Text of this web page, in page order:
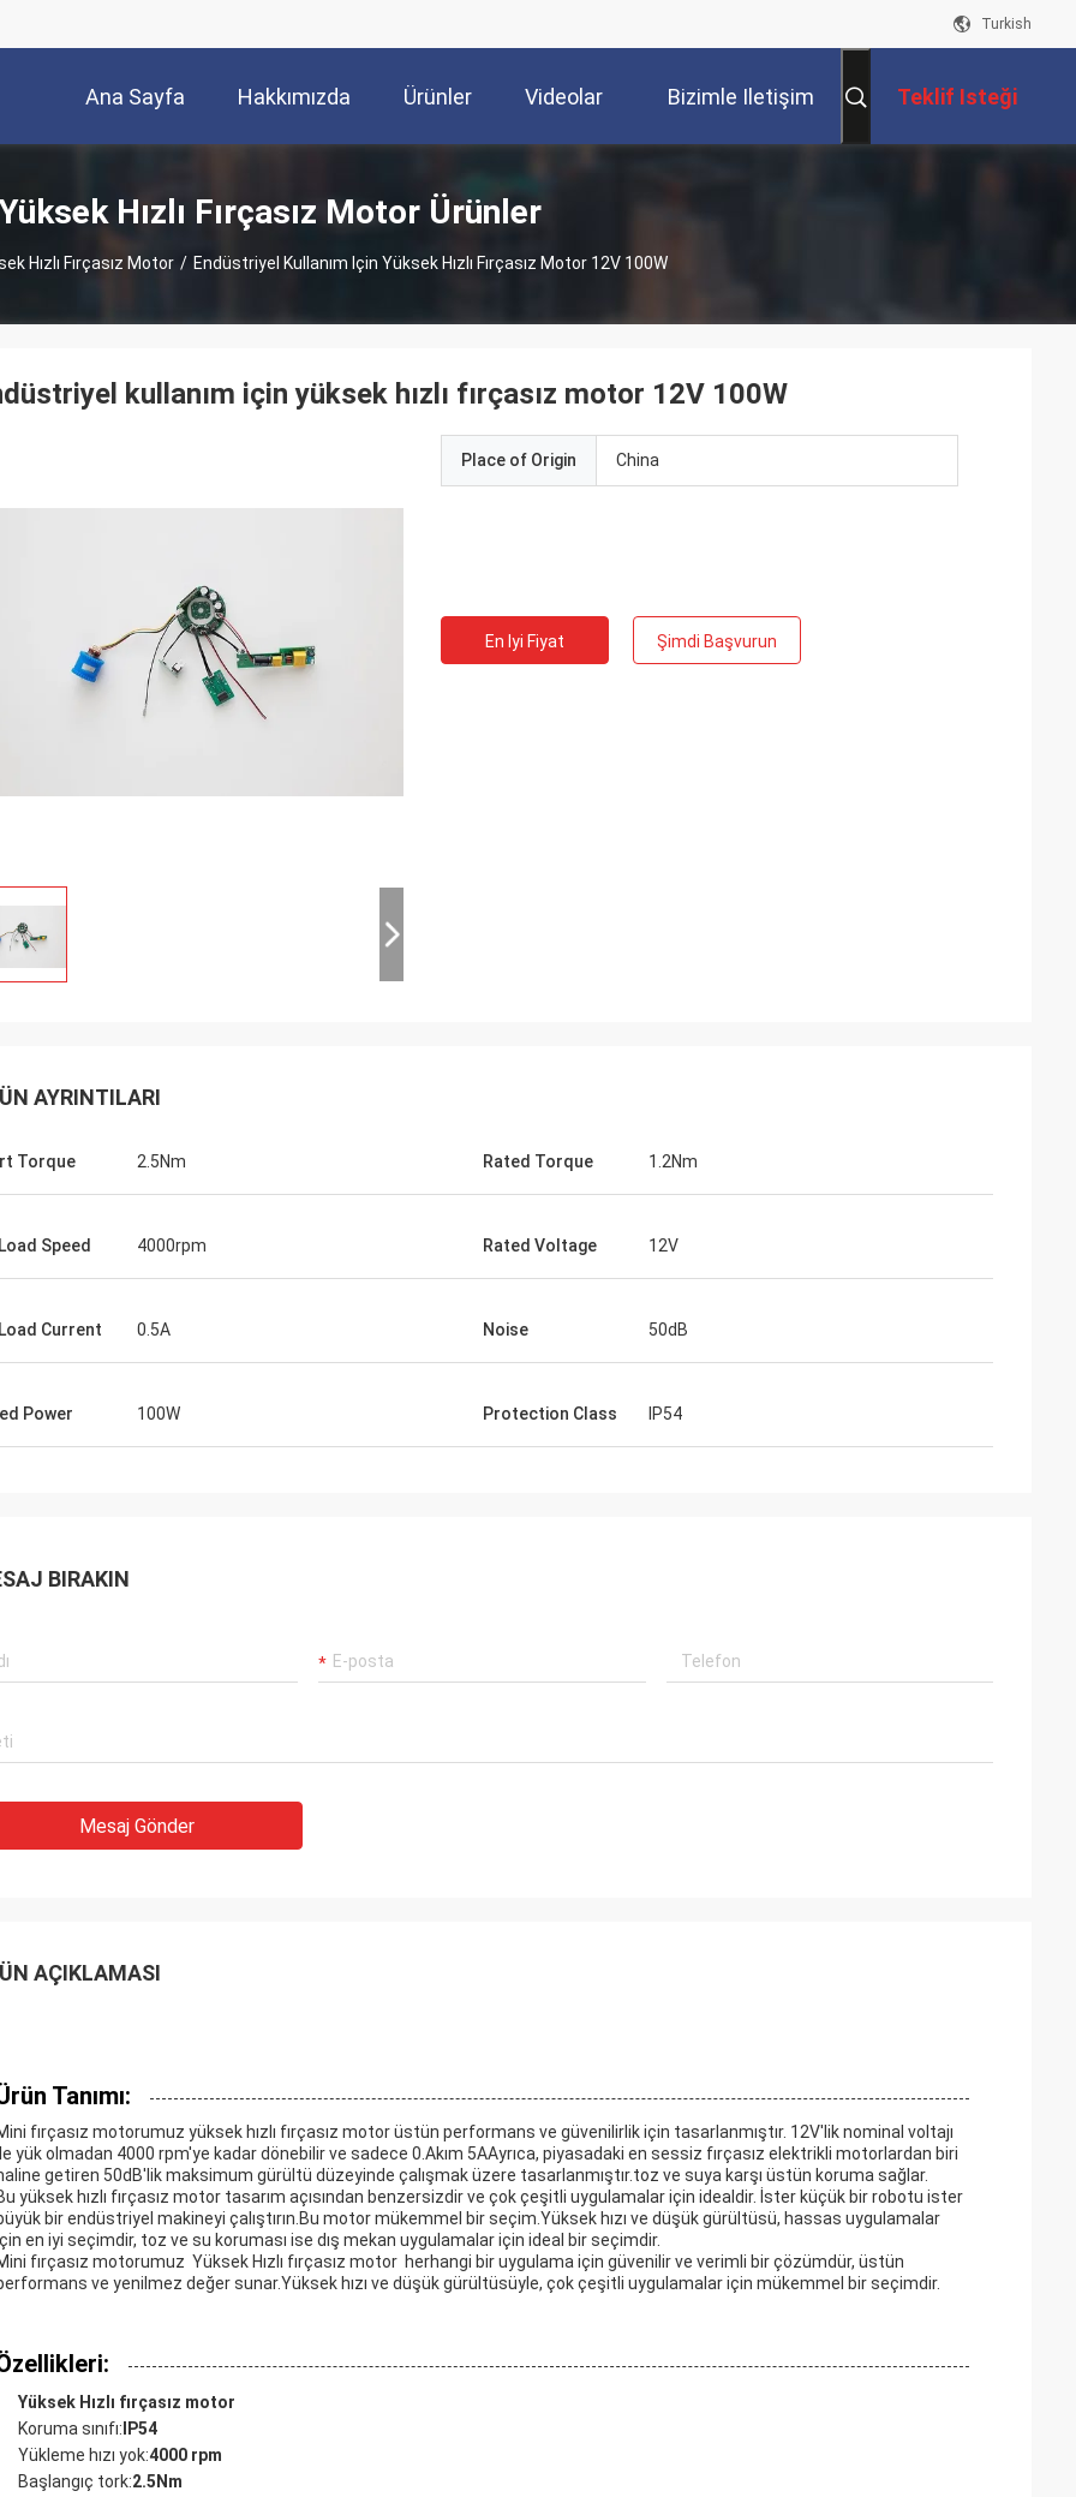
Turkish
Ana Sayfa Hakkımızda Ürünler Videolar Bizimle Iletişim Teklif Isteği
Hızlı Fırçasız Motor Ürünler
Hızlı Fırçasız Motor / Endüstriyel Kullanım Için Yüksek Hızlı Fırçasız Motor 12V 100W
kullanım için yüksek hızlı fırçasız motor 12V 100W
Place of Origin China
En Iyi Fiyat Şimdi Başvurun
AYRINTILARI
Torque 2.5Nm Rated Torque 1.2Nm
Speed 4000rpm Rated Voltage 12V
Current 0.5A Noise 50dB
Power 100W Protection Class IP54
BIRAKIN
Mesaj Gönder
AÇIKLAMASI
Tanımı:
fırçasız motorumuz yüksek hızlı fırçasız motor üstün performans ve güvenilirlik için tasarlanmıştır. 12V'lik nominal voltajı
yük olmadan 4000 rpm'ye kadar dönebilir ve sadece 0.Akım 5AAyrıca, piyasadaki en sessiz fırçasız elektrikli motorlardan biri
getiren 50dB'lik maksimum gürültü düzeyinde çalışmak üzere tasarlanmıştır.toz ve suya karşı üstün koruma sağlar.
yüksek hızlı fırçasız motor tasarım açısından benzersizdir ve çok çeşitli uygulamalar için idealdir. İster küçük bir robotu ister
bir endüstriyel makineyi çalıştırın.Bu motor mükemmel bir seçim.Yüksek hızı ve düşük gürültüsü, hassas uygulamalar
en iyi seçimdir, toz ve su koruması ise dış mekan uygulamalar için ideal bir seçimdir.
fırçasız motorumuz ️ Yüksek Hızlı fırçasız motor ️ herhangi bir uygulama için güvenilir ve verimli bir çözümdür, üstün
ve yenilmez değer sunar.Yüksek hızı ve düşük gürültüsüyle, çok çeşitli uygulamalar için mükemmel bir seçimdir.
Yüksek Hızlı fırçasız motor
Koruma sınıfı: IP54
Yükleme hızı yok:4000 rpm
Başlangıç tork:2.5Nm